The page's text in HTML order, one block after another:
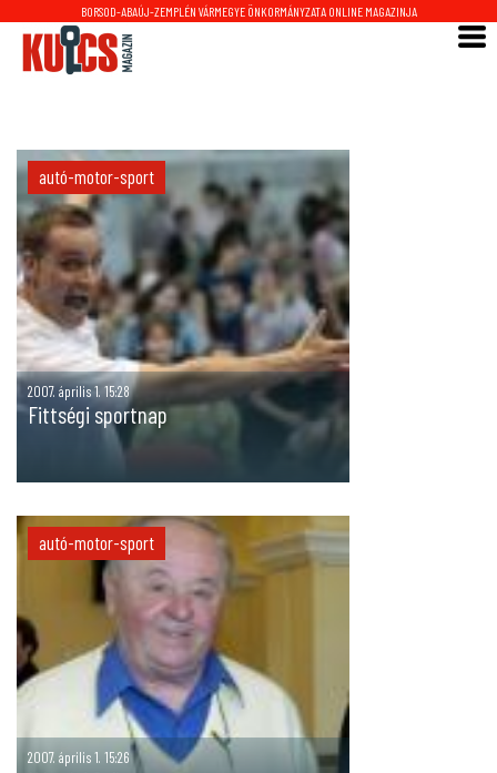
BORSOD-ABAÚJ-ZEMPLÉN VÁRMEGYE ÖNKORMÁNYZATA ONLINE MAGAZINJA
autó-motor-sport
2007. április 1. 15:28
Fittségi sportnap
autó-motor-sport
2007. április 1. 15:26